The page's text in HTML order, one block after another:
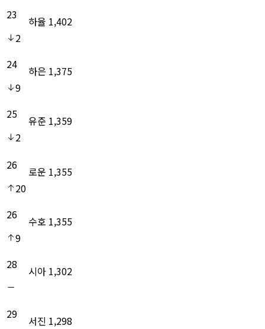
23
2
하율 1,402
24
9
하은 1,375
25
2
유준 1,359
26
20
로운 1,355
26
9
수호 1,355
28 시아 1,302
29
서진 1,298